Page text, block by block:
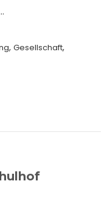
, Gesellschaft,